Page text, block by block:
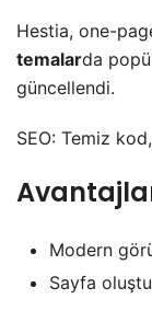
Hestia, one-
temalarda
güncellendi.
SEO: Temiz
Modern
Sayfa